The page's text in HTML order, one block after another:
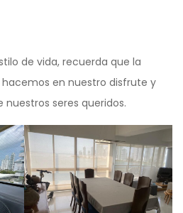
de vida, recuerda que la
en nuestro disfrute y
seres queridos.